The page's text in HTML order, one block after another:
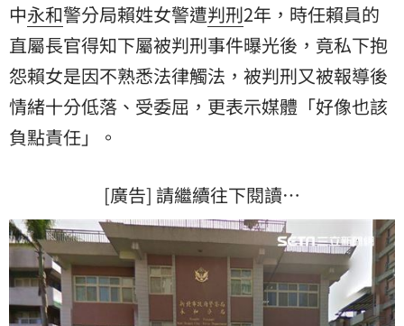
中永和警分局賴姓女警遭判刑2年，時任賴員的
直屬長官得知下屬被判刑事件曝光後，竟私下抱
怨賴女是因不熟悉法律觸法，被判刑又被報導後
情緒十分低落、受委屈，更表示媒體「好像也該
負點責任」。
[廣告] 請繼續往下閱讀…